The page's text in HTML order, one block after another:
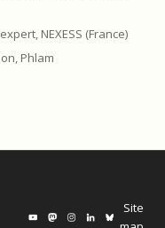
NEXESS (France)
Phlam
Site